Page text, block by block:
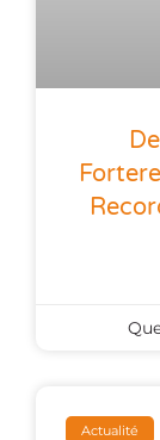
Actualité